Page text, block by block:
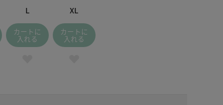
ブルー
L
カートに
入れる
XL
カートに
入れる